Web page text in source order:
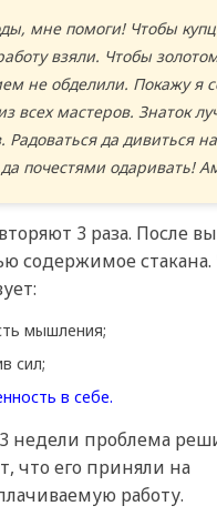
мне помоги! Чтобы
взяли. Чтобы
не обделили. Покажу я
всех мастеров. Знаток
Радоваться да дивиться
почестями одаривать!
3 раза. После
содержимое стакана.
мышления;
сил;
в себе.
недели проблема
что его приняли на
работу.